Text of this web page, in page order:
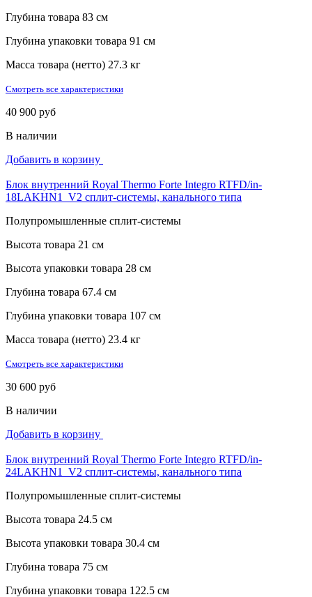
Глубина товара 83 см
Глубина упаковки товара 91 см
Масса товара (нетто) 27.3 кг
Смотреть все характеристики
40 900 руб
В наличии
Добавить в корзину
Блок внутренний Royal Thermo Forte Integro RTFD/in-
18LAKHN1_V2 сплит-системы, канального типа
Полупромышленные сплит-системы
Высота товара 21 см
Высота упаковки товара 28 см
Глубина товара 67.4 см
Глубина упаковки товара 107 см
Масса товара (нетто) 23.4 кг
Смотреть все характеристики
30 600 руб
В наличии
Добавить в корзину
Блок внутренний Royal Thermo Forte Integro RTFD/in-
24LAKHN1_V2 сплит-системы, канального типа
Полупромышленные сплит-системы
Высота товара 24.5 см
Высота упаковки товара 30.4 см
Глубина товара 75 см
Глубина упаковки товара 122.5 см